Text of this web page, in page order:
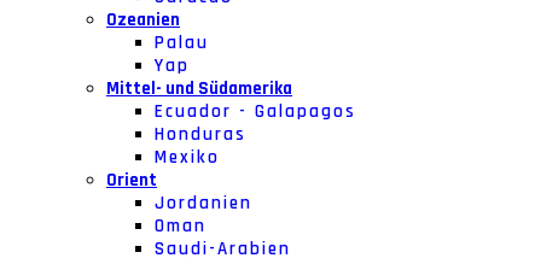
Ozeanien
Palau
Yap
Mittel- und Südamerika
Ecuador - Galapagos
Honduras
Mexiko
Orient
Jordanien
Oman
Saudi-Arabien